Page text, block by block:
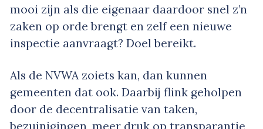
mooi zijn als die eigenaar daardoor snel z’n
zaken op orde brengt en zelf een nieuwe
inspectie aanvraagt? Doel bereikt.
Als de NVWA zoiets kan, dan kunnen
gemeenten dat ook. Daarbij flink geholpen
door de decentralisatie van taken,
bezuinigingen, meer druk op transparantie